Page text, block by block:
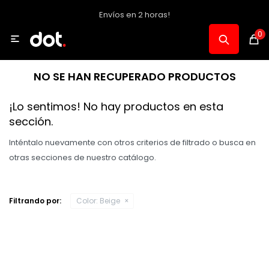
Envíos en 2 horas!
0

NO SE HAN RECUPERADO PRODUCTOS
¡Lo sentimos! No hay productos en esta
sección.
Inténtalo nuevamente con otros criterios de filtrado o busca en
otras secciones de nuestro catálogo.
Filtrando por: Color: Beige
Celulares, Relojes y Tablets